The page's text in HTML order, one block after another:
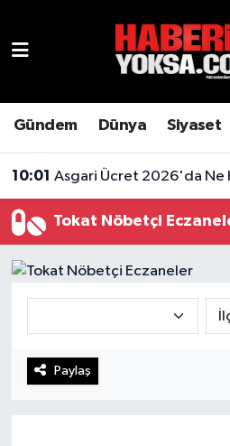
Gündem Dünya Siyaset
10:01 Asgari Ücret 2026'da Ne Kadar
Tokat Nöbetçi
Paylaş
Gündem
Hava Durumu
Haber Arşivi